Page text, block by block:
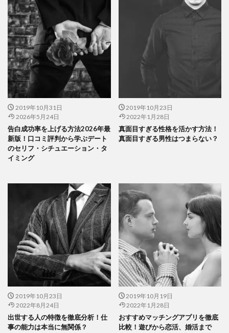
2019年10月31日
2026年5月24日
告白成功率を上げる方法2026年最
新版！口コミ評判から学ぶデート
のセリフ・シチュエーション・タ
イミング
2019年10月23日
2022年1月28日
真面目すぎる性格を活かす方法！
真面目すぎる男性はつまらない？
2019年10月23日
2022年8月24日
出世する人の特徴を徹底分析！仕
事の能力は本当に無関係？
2019年10月19日
2022年1月28日
おすすめマッチングアプリを徹底
比較！遊びから恋活、婚活まで